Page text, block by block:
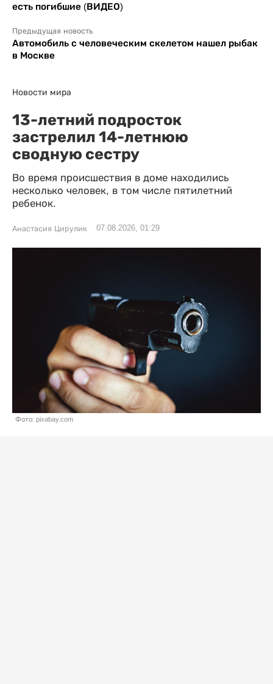
есть погибшие (ВИДЕО)
Предыдущая новость
Автомобиль с человеческим скелетом нашел рыбак
в Москве
Новости мира
13-летний подросток
застрелил 14-летнюю
сводную сестру
Во время происшествия в доме находились
несколько человек, в том числе пятилетний
ребенок.
Анастасия Цирулик 07.08.2026, 01:29
Фото: pixabay.com